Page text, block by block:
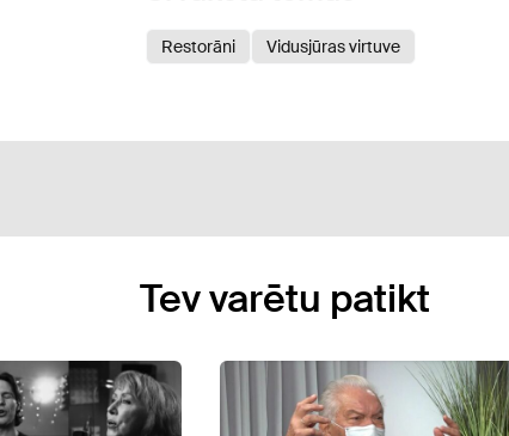
Restorāni Vidusjūras virtuve
Tev varētu patikt